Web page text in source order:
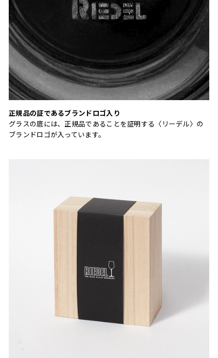
正規品の証であるブランドロゴ入り
グラスの底には、正規品であることを証明する〈リーデル〉の
ブランドロゴが入っています。